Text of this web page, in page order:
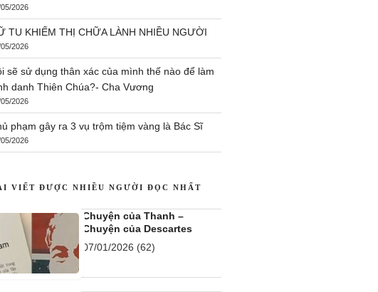
2026
TU KHIẾM THỊ CHỮA LÀNH NHIỀU NGƯỜI
2026
sẽ sử dụng thân xác của mình thế nào để làm
danh Thiên Chúa?- Cha Vương
2026
phạm gây ra 3 vụ trộm tiệm vàng là Bác Sĩ
2026
VIẾT ĐƯỢC NHIỀU NGƯỜI ĐỌC NHẤT
Chuyện của Thanh –
Chuyện của Descartes
07/01/2026 (62)